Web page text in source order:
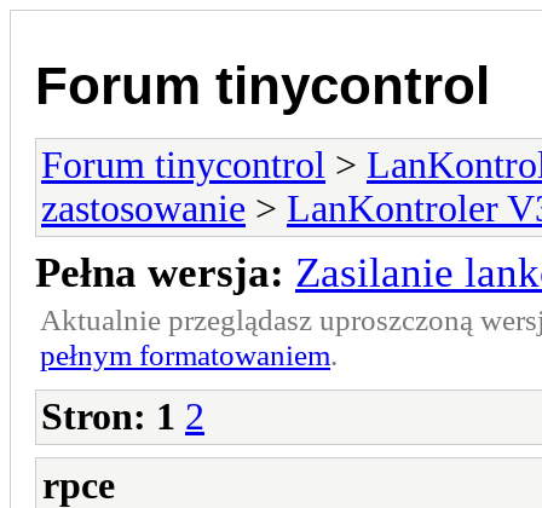
Forum tinycontrol
Forum tinycontrol >
zastosowanie > LanKontroler
Pełna wersja: Zasilanie
Aktualnie przeglądasz uproszczoną
pełnym formatowaniem.
Stron: 1 2
rpce